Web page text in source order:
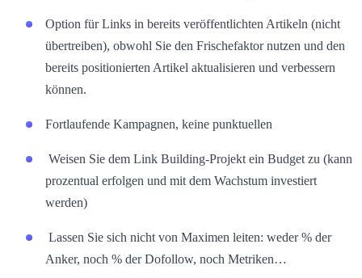
Option für Links in bereits veröffentlichten Artikeln (nicht
übertreiben), obwohl Sie den Frischefaktor nutzen und den
bereits positionierten Artikel aktualisieren und verbessern
können.
Fortlaufende Kampagnen, keine punktuellen
Weisen Sie dem Link Building-Projekt ein Budget zu (kann
prozentual erfolgen und mit dem Wachstum investiert
werden)
Lassen Sie sich nicht von Maximen leiten: weder % der
Anker, noch % der Dofollow, noch Metriken…